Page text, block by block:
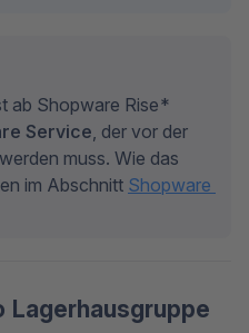
ab Shopware Rise*
Service, der vor der
muss. Wie das
im Abschnitt Shopware
Lagerhausgruppe